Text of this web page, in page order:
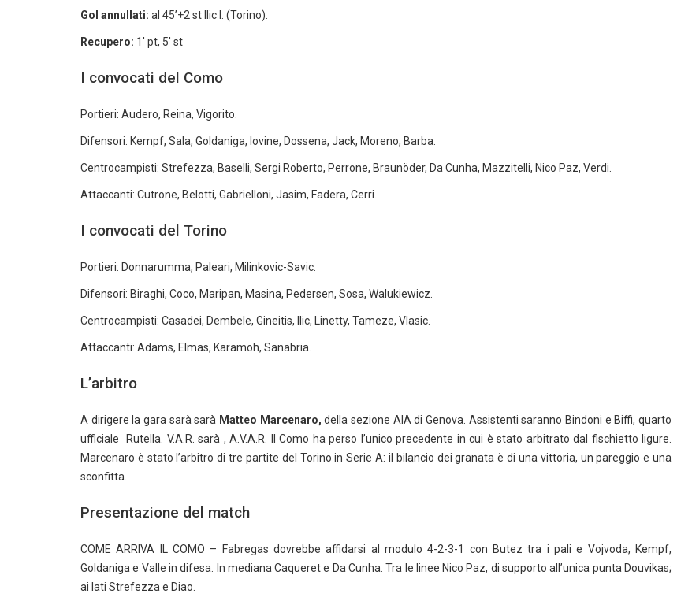
Gol annullati: al 45’+2 st Ilic I. (Torino).
Recupero: 1′ pt, 5′ st
I convocati del Como
Portieri: Audero, Reina, Vigorito.
Difensori: Kempf, Sala, Goldaniga, Iovine, Dossena, Jack, Moreno, Barba.
Centrocampisti: Strefezza, Baselli, Sergi Roberto, Perrone, Braunöder, Da Cunha, Mazzitelli, Nico Paz, Verdi.
Attaccanti: Cutrone, Belotti, Gabrielloni, Jasim, Fadera, Cerri.
I convocati del Torino
Portieri: Donnarumma, Paleari, Milinkovic-Savic.
Difensori: Biraghi, Coco, Maripan, Masina, Pedersen, Sosa, Walukiewicz.
Centrocampisti: Casadei, Dembele, Gineitis, Ilic, Linetty, Tameze, Vlasic.
Attaccanti: Adams, Elmas, Karamoh, Sanabria.
L’arbitro
A dirigere la gara sarà sarà Matteo Marcenaro,della sezione AIA di Genova. Assistenti saranno Bindoni e Biffi, quarto
ufficiale Rutella. V.A.R. sarà , A.V.A.R. Il Como ha perso l’unico precedente in cui è stato arbitrato dal fischietto ligure.
Marcenaro è stato l’arbitro di tre partite del Torino in Serie A: il bilancio dei granata è di una vittoria, un pareggio e una
sconfitta.
Presentazione del match
COME ARRIVA IL COMO – Fabregas dovrebbe affidarsi al modulo 4-2-3-1 con Butez tra i pali e Vojvoda, Kempf,
Goldaniga e Valle in difesa. In mediana Caqueret e Da Cunha. Tra le linee Nico Paz, di supporto all’unica punta Douvikas;
ai lati Strefezza e Diao.